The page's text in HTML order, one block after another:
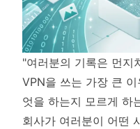
"여러분의 기록은 먼지
VPN을 쓰는 가장 큰
엇을 하는지 모르게 하
회사가 여러분이 어떤